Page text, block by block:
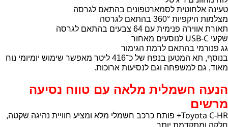
טעינה אלחוטית לסמארטפונים בהתאם לגרסה
מצלמות היקפיות 360° בהתאם לגרסה
תאורת אווירה פנימית עם 64 צבעים בהתאם לגרסה
שקעי USB-C לנוסעים מאחור
גג פנורמי בהתאם לרמת הגימור
בנוסף, תא המטען בנפח של כ־416 ליטר מאפשר שימוש יומיומי נוח
מאוד, גם למשפחה וגם לנסיעות ארוכות.
הנעה חשמלית מלאה עם טווח נסיעה
מרשים
Toyota C-HR+ פותח כרכב חשמלי מלא ומציע חוויית נהיגה שקטה,
חלקה ומתקדמת יותר.